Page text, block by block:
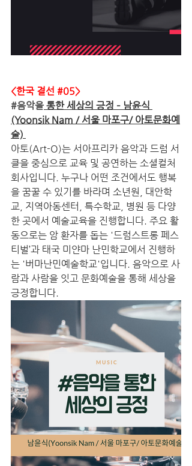
<한국 결선 #05>
#음악을 통한 세상의 긍정 – 남윤식
(Yoonsik Nam / 서울 마포구/ 아토문화예
술)
아토(Art-O)는 서아프리카 음악과 드럼 서
클을 중심으로 교육 및 공연하는 소셜컬처
회사입니다. 누구나 어떤 조건에서도 행복
을 꿈꿀 수 있기를 바라며 소년원, 대안학
교, 지역아동센터, 특수학교, 병원 등 다양
한 곳에서 예술교육을 진행합니다. 주요 활
동으로는 암 환자를 돕는 '드럼스트롱 페스
티벌’과 태국 미얀마 난민학교에서 진행하
는 '버마난민예술학교'입니다. 음악으로 사
람과 사람을 잇고 문화예술을 통해 세상을
긍정합니다.